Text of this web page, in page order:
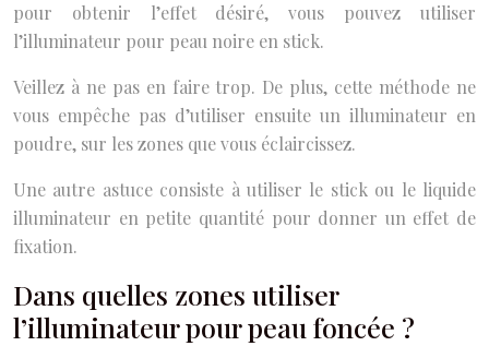
pour obtenir l’effet désiré, vous pouvez utiliser
l’illuminateur pour peau noire en stick.
Veillez à ne pas en faire trop. De plus, cette méthode ne
vous empêche pas d’utiliser ensuite un illuminateur en
poudre, sur les zones que vous éclaircissez.
Une autre astuce consiste à utiliser le stick ou le liquide
illuminateur en petite quantité pour donner un effet de
fixation.
Dans quelles zones utiliser
l’illuminateur pour peau foncée ?